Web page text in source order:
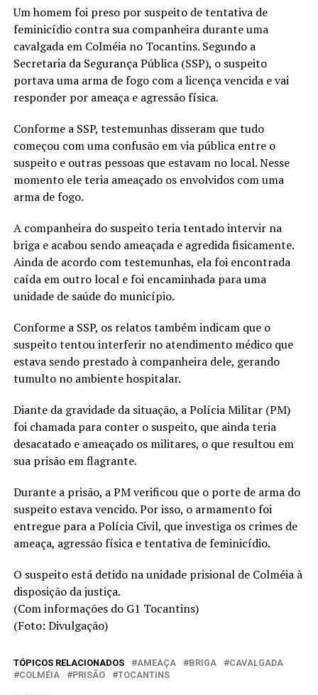
Um homem foi preso por suspeito de tentativa de
feminicídio contra sua companheira durante uma
cavalgada em Colméia no Tocantins. Segundo a
Secretaria da Segurança Pública (SSP), o suspeito
portava uma arma de fogo com a licença vencida e vai
responder por ameaça e agressão física.
Conforme a SSP, testemunhas disseram que tudo
começou com uma confusão em via pública entre o
suspeito e outras pessoas que estavam no local. Nesse
momento ele teria ameaçado os envolvidos com uma
arma de fogo.
A companheira do suspeito teria tentado intervir na
briga e acabou sendo ameaçada e agredida fisicamente.
Ainda de acordo com testemunhas, ela foi encontrada
caída em outro local e foi encaminhada para uma
unidade de saúde do município.
Conforme a SSP, os relatos também indicam que o
suspeito tentou interferir no atendimento médico que
estava sendo prestado à companheira dele, gerando
tumulto no ambiente hospitalar.
Diante da gravidade da situação, a Polícia Militar (PM)
foi chamada para conter o suspeito, que ainda teria
desacatado e ameaçado os militares, o que resultou em
sua prisão em flagrante.
Durante a prisão, a PM verificou que o porte de arma do
suspeito estava vencido. Por isso, o armamento foi
entregue para a Polícia Civil, que investiga os crimes de
ameaça, agressão física e tentativa de feminicídio.
O suspeito está detido na unidade prisional de Colméia à
disposição da justiça.
(Com informações do G1 Tocantins)
(Foto: Divulgação)
TÓPICOS RELACIONADOS AMEAÇA BRIGA
CAVALGADA
COLMÉIA
PRISÃO TOCANTINS